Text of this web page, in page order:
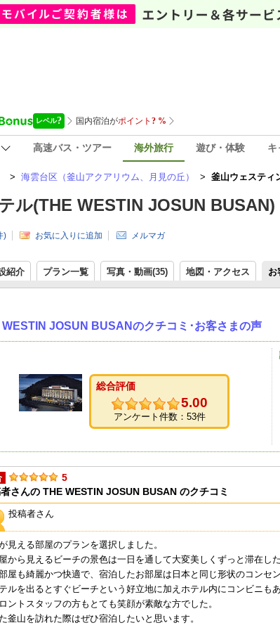
高速バス・ツアー 海外旅行 遊び・体験 キ
> 海雲台区（釜山アクアリウム、月見の丘） > 釜山ウェスティ
ル(THE WESTIN JOSUN BUSAN)
) お気に入りに追加 メルマガ
紹介 プラン一覧 写真・動画(35) 地図・アクセス お
JOSUN BUSANのクチコミ･お客さまの声
総合評価
5.00
アンケート件数：53件
5
さんの THE WESTIN JOSUN BUSAN のクチコミ
投稿者さん
見える部屋のプランを選択しました。
から見えるビーチの景色は一日を通して大変美しくずっと滞在し
屋も綺麗かつ快適で、宿泊したお部屋は日本と同じ形状のコンセ
ルを出るとすぐビーチという好立地に加えホテル内にコンビニも
ントスタッフの方もとても笑顔が素敵な方でした。
釜山を訪れた際はぜひ宿泊したいと思います。